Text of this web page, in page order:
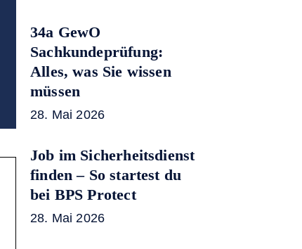
34a GewO
Sachkundeprüfung:
Alles, was Sie wissen
müssen
28. Mai 2026
Job im Sicherheitsdienst
finden – So startest du
bei BPS Protect
28. Mai 2026